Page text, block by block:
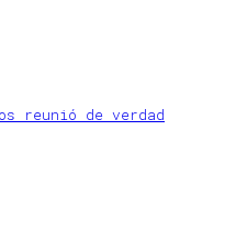
reunió de verdad